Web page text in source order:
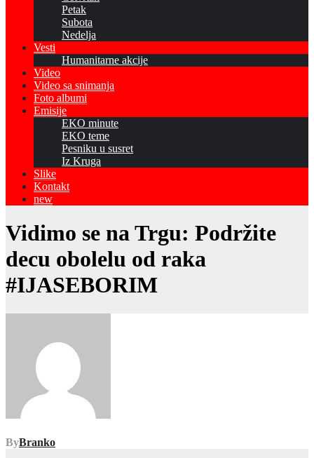
Petak
Subota
Nedelja
Vesti
Humanitarne akcije
Video
Video sa snimanja
Foto albumi
Emisije
EKO minute
EKO teme
Pesniku u susret
Iz Kruga
Slike
Kontakt
new
Vidimo se na Trgu: Podržite
decu obolelu od raka
#IJASEBORIM
ByBranko